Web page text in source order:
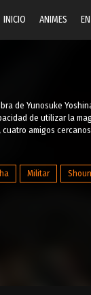
INICIO ANIMES
de Yunosuke
de utilizar la
cuatro amigos
Militar